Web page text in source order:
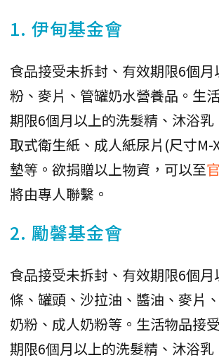
1. 伊甸基金會
食品接受未拆封、有效期限6個
粉、麥片、管罐奶水營養品。生
期限6個月以上的洗髮精、沐浴
取式衛生紙、成人紙尿片(尺寸M-
墊等。欲捐贈以上物資，可以至
將由專人聯繫。
2. 勵馨基金會
食品接受未拆封、有效期限6個
條、罐頭、沙拉油、醬油、麥片
奶粉、成人奶粉等。生活物品接
期限6個月以上的洗髮精、沐浴乳